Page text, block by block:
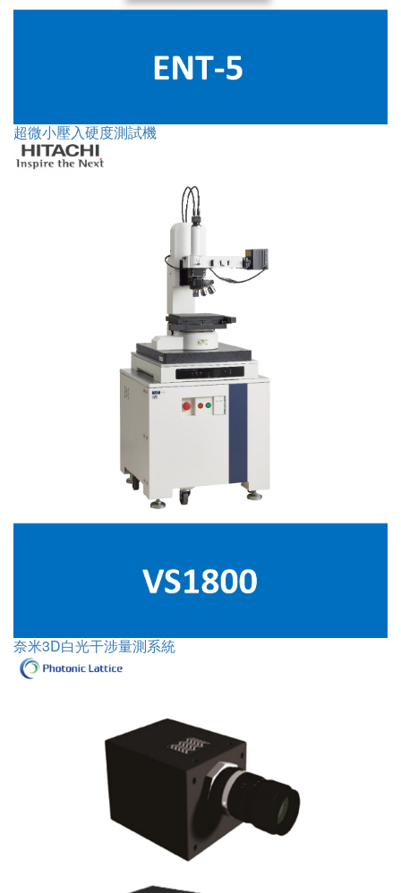
超微小壓入硬度測試機
奈米3D白光干涉量測系統